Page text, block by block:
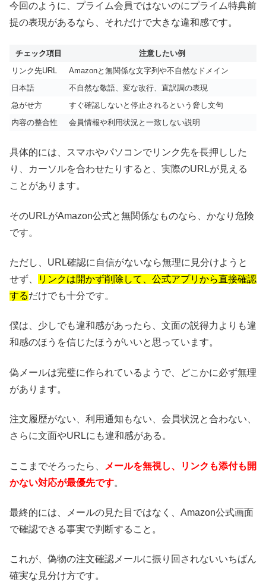
今回のように、プライム会員ではないのにプライム特典前
提の表現があるなら、それだけで大きな違和感です。
チェック項目
注意したい例
リンク先URL
Amazonと無関係な文字列や不自然なドメイン
日本語
不自然な敬語、変な改行、直訳調の表現
急がせ方
すぐ確認しないと停止されるという脅し文句
内容の整合性
会員情報や利用状況と一致しない説明
具体的には、スマホやパソコンでリンク先を長押しした
り、カーソルを合わせたりすると、実際のURLが見える
ことがあります。
そのURLがAmazon公式と無関係なものなら、かなり危険
です。
ただし、URL確認に自信がないなら無理に見分けようと
せず、
リンクは開かず削除して、公式アプリから直接確認
するだけでも十分です。
僕は、少しでも違和感があったら、文面の説得力よりも違
和感のほうを信じたほうがいいと思っています。
偽メールは完璧に作られているようで、どこかに必ず無理
があります。
注文履歴がない、利用通知もない、会員状況と合わない、
さらに文面やURLにも違和感がある。
ここまでそろったら、
メールを無視し、リンクも添付も開
かない対応が最優先です。
最終的には、メールの見た目ではなく、Amazon公式画面
で確認できる事実で判断すること。
これが、偽物の注文確認メールに振り回されないいちばん
確実な見分け方です。